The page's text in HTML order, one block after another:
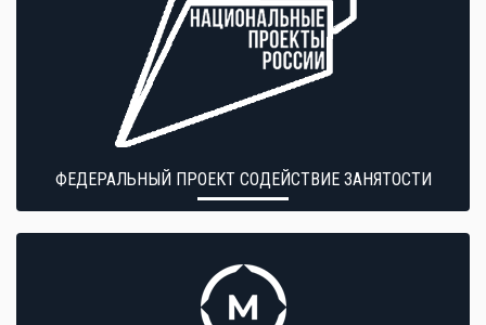
ФЕДЕРАЛЬНЫЙ ПРОЕКТ СОДЕЙСТВИЕ ЗАНЯТОСТИ